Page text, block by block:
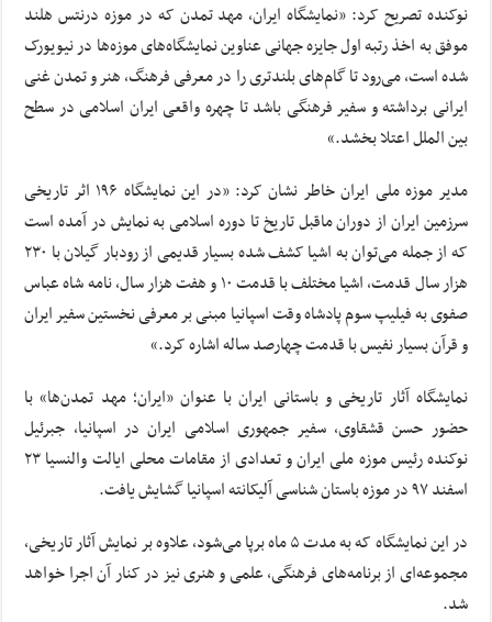
نوکنده تصریح کرد: «نمایشگاه ایران، مهد تمدن که در موزه درنتس هلند
موفق به اخذ رتبه اول جایزه جهانی عناوین نمایشگاه‌های موزه‌ها در نیویورک
شده است، می‌رود تا گام‌های بلندتری را در معرفی فرهنگ، هنر و تمدن غنی
ایرانی برداشته و سفیر فرهنگی باشد تا چهره واقعی ایران اسلامی در سطح
بین الملل اعتلا بخشد.»
مدیر موزه ملی ایران خاطر نشان کرد: «در این نمایشگاه ۱۹۶ اثر تاریخی
سرزمین ایران از دوران ماقبل تاریخ تا دوره اسلامی به نمایش در آمده است
که از جمله می‌توان به اشیا کشف شده بسیار قدیمی از رودبار گیلان با ۲۳۰
هزار سال قدمت، اشیا مختلف با قدمت ۱۰ و هفت هزار سال، نامه شاه عباس
صفوی به فیلیپ سوم پادشاه وقت اسپانیا مبنی بر معرفی نخستین سفیر ایران
و قرآن بسیار نفیس با قدمت چهارصد ساله اشاره کرد.»
نمایشگاه آثار تاریخی و باستانی ایران با عنوان «ایران؛ مهد تمدن‌ها» با
حضور حسن قشقاوی، سفیر جمهوری اسلامی ایران در اسپانیا، جبرئیل
نوکنده رئیس موزه ملی ایران و تعدادی از مقامات محلی ایالت والنسیا ۲۳
اسفند ۹۷ در موزه باستان شناسی آلیکانته اسپانیا گشایش یافت.
در این نمایشگاه که به مدت ۵ ماه برپا می‌شود، علاوه بر نمایش آثار تاریخی،
مجموعه‌ای از برنامه‌های فرهنگی، علمی و هنری نیز در کنار آن اجرا خواهد
شد.